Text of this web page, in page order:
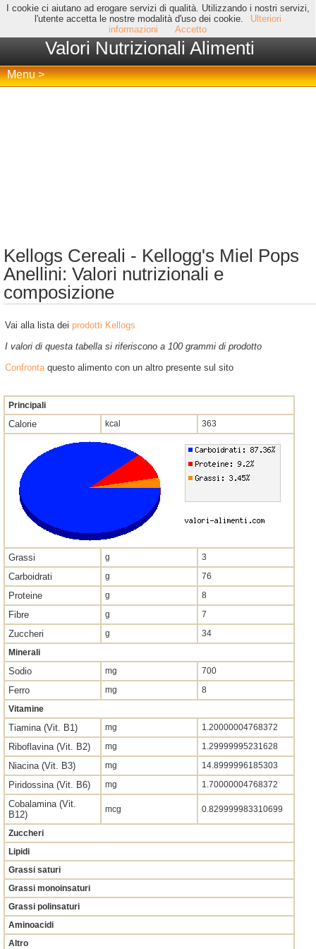
I cookie ci aiutano ad erogare servizi di qualità. Utilizzando i nostri servizi,
l'utente accetta le nostre modalità d'uso dei cookie.
Ulteriori
informazioni
Accetto
Valori Nutrizionali Alimenti
Menu >
Kellogs Cereali - Kellogg's Miel Pops
Anellini: Valori nutrizionali e
composizione
Vai alla lista dei prodotti Kellogs
I valori di questa tabella si riferiscono a 100 grammi di prodotto
Confrontaquesto alimento con un altro presente sul sito
Principali
Calorie kcal 363
Grassi g 3
Carboidrati g 76
Proteine g 8
Fibre g 7
Zuccheri g
34
Minerali
Sodio mg 700
Ferro mg
8
Vitamine
Tiamina (Vit. B1) mg 1.20000004768372
Riboflavina (Vit. B2) mg 1.29999995231628
Niacina (Vit. B3) mg 14.8999996185303
Piridossina (Vit. B6) mg 1.70000004768372
Cobalamina (Vit.
B12)
mcg 0.829999983310699
Zuccheri
Lipidi
Grassi saturi
Grassi monoinsaturi
Grassi polinsaturi
Aminoacidi
Altro